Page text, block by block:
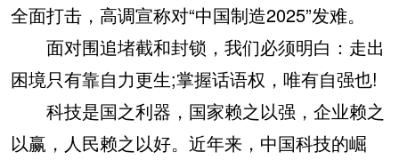
全面打击，高调宣称对“中国制造2025”发难。
面对围追堵截和封锁，我们必须明白：走出
困境只有靠自力更生;掌握话语权，唯有自强也!
科技是国之利器，国家赖之以强，企业赖之
以赢，人民赖之以好。近年来，中国科技的崛